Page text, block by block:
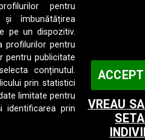
Selecției
” – debutează, în
tvrplus.ro , pe
2026 pentru a
pentru
și îmbunătățirea
pe un dispozitiv.
profilurilor pentru
pentru publicitate
conținutul.
prin statistici
limitate pentru
identificarea prin
VREAU